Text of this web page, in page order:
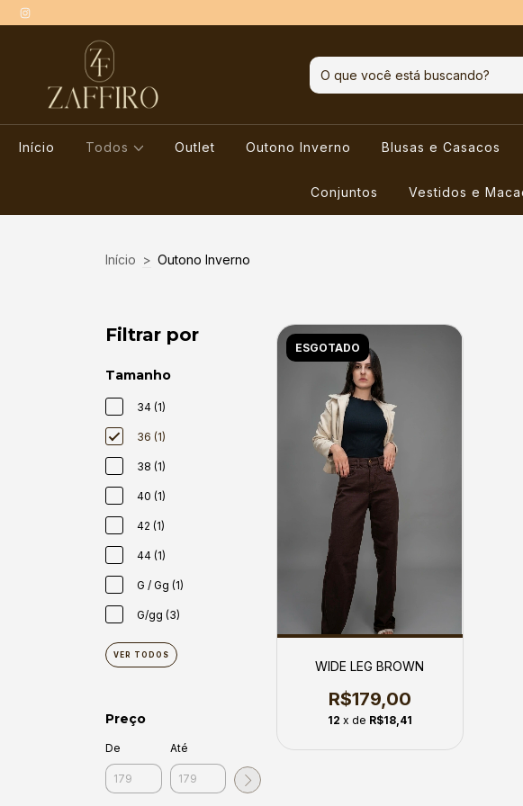
Início Todos Outlet Outono Inverno Blusas e Casacos
Conjuntos Vestidos e
Início > Outono Inverno
Filtrar por
Tamanho
34 (1)
36 (1)
38 (1)
40 (1)
42 (1)
44 (1)
G / Gg (1)
G/gg (3)
VER TODOS
Preço
De Até
ESGOTADO
WIDE LEG BROWN
R$179,00
12 x de R$18,41